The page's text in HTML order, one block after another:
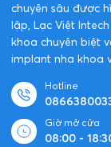
chuyên sâu được
lập, Lạc Việt
khoa chuyên biệt
implant nha khoa
Hotline
Giờ mở cửa
08:00 -